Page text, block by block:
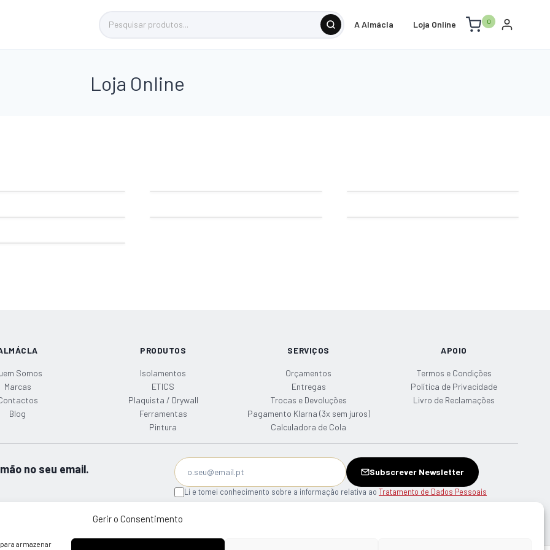
Gerir o Consentimento
armazenar
A Almácla Loja Online 0
Loja Online
Somos
Marcas
Blog
PRODUTOS
Isolamentos
ETICS
Plaquista / Drywall
Ferramentas
Pintura
SERVIÇOS
Orçamentos
Entregas
Trocas e Devoluções
Pagamento Klarna (3x sem juros)
Calculadora de Cola
APOIO
Termos e Condições
Política de Privacidade
Livro de Reclamações
no seu email. Subscrever Newsletter
Li e tomei conhecimento sobre a informação relativa ao Tratamento de Dados Pessoais